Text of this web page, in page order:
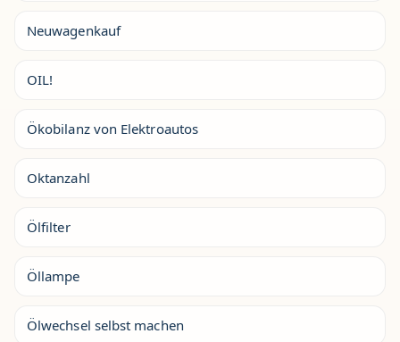
Neuwagenkauf
OIL!
Ökobilanz von Elektroautos
Oktanzahl
Ölfilter
Öllampe
Ölwechsel selbst machen